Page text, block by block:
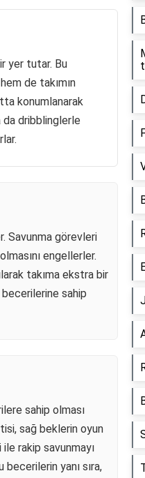
yer tutar. Bu
de takımın
konumlanarak
da dribblinglerle
Savunma görevleri
engellerler.
takıma ekstra bir
becerilerine sahip
sahip olması
sağ beklerin oyun
rakip savunmayı
becerilerin yanı sıra,